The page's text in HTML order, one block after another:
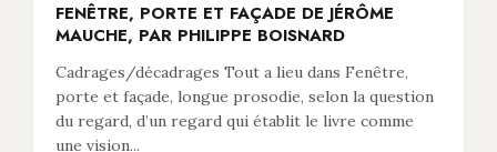
FENÊTRE, PORTE ET FAÇADE DE JÉRÔME
MAUCHE, PAR PHILIPPE BOISNARD
Cadrages/décadrages Tout a lieu dans Fenêtre,
porte et façade, longue prosodie, selon la question
du regard, d’un regard qui établit le livre comme
une vision...